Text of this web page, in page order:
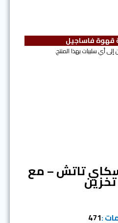
قهوة فاساجيل
أي سلبيات بهذا المنتج.
تاتش – مع
:
471